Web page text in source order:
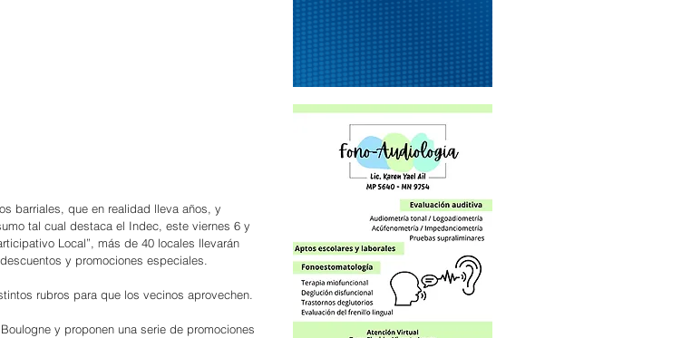
barriales, que en realidad lleva años, y
tal cual destaca el Indec, este viernes 6 y
Local”, más de 40 locales llevarán
y promociones especiales.
rubros para que los vecinos aprovechen.
y proponen una serie de promociones